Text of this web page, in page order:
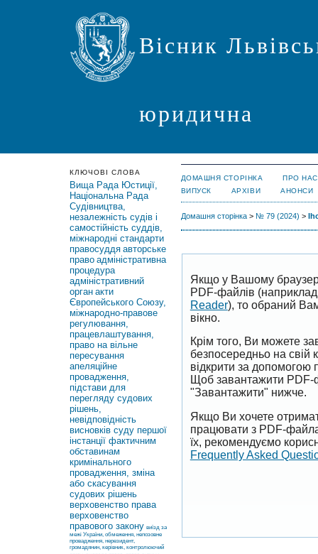
Вісник
юридична
КЛЮЧОВІ СЛОВА
Вища Рада Юстиції,
Національна Рада
Судівництва,
незалежність судів і
самостійність суддів,
міжнародні стандарти
правосуддя авторське
право адміністративна
процедура
адміністративний
орган акти
Європейського Союзу,
міжнародно-правове
регулювання,
працевлаштування,
право на вільне
пересування
апеляційне
провадження,
підстави для
перегляду судових
рішень,
невідповідність
висновків суду першої
інстанції фактичним
обставинам
кримінального
провадження, зміна
або скасування
судових рішень
верховенство права
верховенство
правового закону виїзд за
межі України, обмеження, непозовне
провадження, нерезидент,
громадянин, керівник, контролюючий
ДОМАШНЯ СТОРІНКА
ПРО НАС
ВИПУСК
АРХІВИ АНОНСИ
Домашня сторінка> № 79 (2024) >
Якщо у Вашому
PDF-файлів
Reader), то обраний
вікно.
Крім того, Ви можете
безпосередньо на
відкрити за
Щоб завантажити PDF-
"Завантажити" нижче.
Якщо Ви хочете
працювати з PDF-
їх, рекомендуємо
Frequently Asked